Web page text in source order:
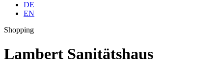
DE
EN
Shopping
Lambert Sanitätshaus